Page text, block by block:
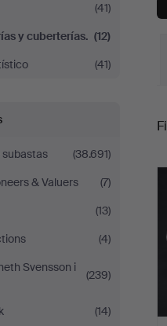
(41)
y cuberterías. (12)
(41)
subastas
(38.691)
& Valuers
(7)
(13)
(4)
Svensson i
(239)
(14)